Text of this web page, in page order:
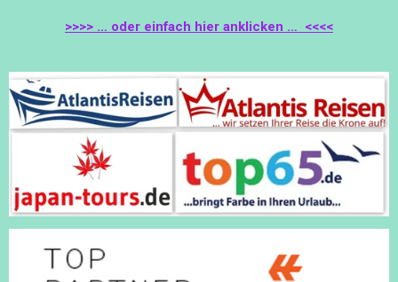
>>>> … oder einfach hier anklicken … <<<<